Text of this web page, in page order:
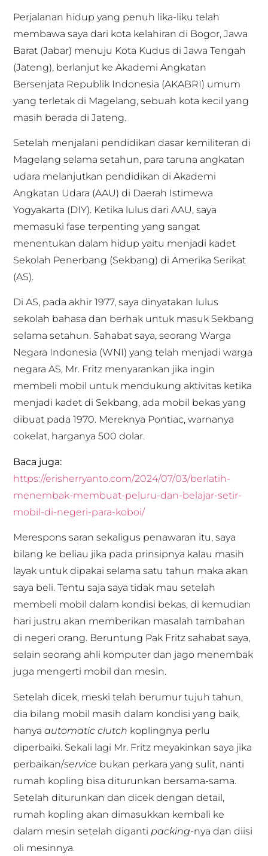
Perjalanan hidup yang penuh lika-liku telah
membawa saya dari kota kelahiran di Bogor, Jawa
Barat (Jabar) menuju Kota Kudus di Jawa Tengah
(Jateng), berlanjut ke Akademi Angkatan
Bersenjata Republik Indonesia (AKABRI) umum
yang terletak di Magelang, sebuah kota kecil yang
masih berada di Jateng.
Setelah menjalani pendidikan dasar kemiliteran di
Magelang selama setahun, para taruna angkatan
udara melanjutkan pendidikan di Akademi
Angkatan Udara (AAU) di Daerah Istimewa
Yogyakarta (DIY). Ketika lulus dari AAU, saya
memasuki fase terpenting yang sangat
menentukan dalam hidup yaitu menjadi kadet
Sekolah Penerbang (Sekbang) di Amerika Serikat
(AS).
Di AS, pada akhir 1977, saya dinyatakan lulus
sekolah bahasa dan berhak untuk masuk Sekbang
selama setahun. Sahabat saya, seorang Warga
Negara Indonesia (WNI) yang telah menjadi warga
negara AS, Mr. Fritz menyarankan jika ingin
membeli mobil untuk mendukung aktivitas ketika
menjadi kadet di Sekbang, ada mobil bekas yang
dibuat pada 1970. Mereknya Pontiac, warnanya
cokelat, harganya 500 dolar.
Baca juga:
https://erisherryanto.com/2024/07/03/berlatih-
menembak-membuat-peluru-dan-belajar-setir-
mobil-di-negeri-para-koboi/
Merespons saran sekaligus penawaran itu, saya
bilang ke beliau jika pada prinsipnya kalau masih
layak untuk dipakai selama satu tahun maka akan
saya beli. Tentu saja saya tidak mau setelah
membeli mobil dalam kondisi bekas, di kemudian
hari justru akan memberikan masalah tambahan
di negeri orang. Beruntung Pak Fritz sahabat saya,
selain seorang ahli komputer dan jago menembak
juga mengerti mobil dan mesin.
Setelah dicek, meski telah berumur tujuh tahun,
dia bilang mobil masih dalam kondisi yang baik,
hanyaautomatic clutch koplingnya perlu
diperbaiki. Sekali lagi Mr. Fritz meyakinkan saya jika
perbaikan/service bukan perkara yang sulit, nanti
rumah kopling bisa diturunkan bersama-sama.
Setelah diturunkan dan dicek dengan detail,
rumah kopling akan dimasukkan kembali ke
dalam mesin setelah diganti packing-nya dan diisi
oli mesinnya.